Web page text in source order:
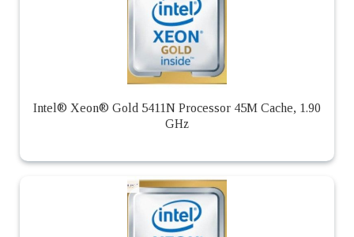
Intel® Xeon® Gold 5411N Processor 45M Cache, 1.90
GHz